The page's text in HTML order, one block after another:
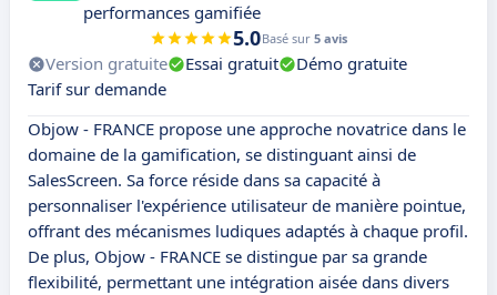
performances gamifiée
5.0Basé sur 5 avis
Version gratuite Essai gratuit
Démo gratuite
Tarif sur demande
Objow - FRANCE propose une approche novatrice dans le
domaine de la gamification, se distinguant ainsi de
SalesScreen. Sa force réside dans sa capacité à
personnaliser l'expérience utilisateur de manière pointue,
offrant des mécanismes ludiques adaptés à chaque profil.
De plus, Objow - FRANCE se distingue par sa grande
flexibilité, permettant une intégration aisée dans divers